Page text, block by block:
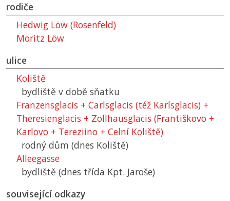
rodiče
Hedwig Löw (Rosenfeld)
Moritz Löw
ulice
Koliště
bydliště v době sňatku
Franzensglacis + Carlsglacis (též Karlsglacis) +
Theresienglacis + Zollhausglacis (Františkovo +
Karlovo + Tereziino + Celní Koliště)
rodný dům (dnes Koliště)
Alleegasse
bydliště (dnes třída Kpt. Jaroše)
související odkazy